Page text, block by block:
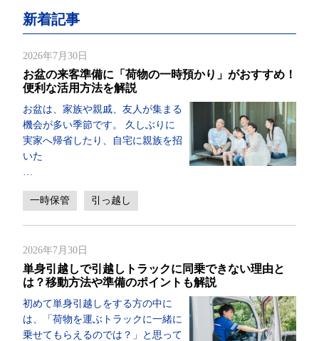
新着記事
2026年7月30日
お盆の来客準備に「荷物の一時預かり」がおすすめ！
便利な活用方法を解説
お盆は、家族や親戚、友人が集まる
機会が多い季節です。 久しぶりに
実家へ帰省したり、自宅に親族を招
いた
一時保管 引っ越し
2026年7月30日
単身引越しで引越しトラックに同乗できない理由と
は？移動方法や準備のポイントも解説
初めて単身引越しをする方の中に
は、「荷物を運ぶトラックに一緒に
乗せてもらえるのでは？」と思って